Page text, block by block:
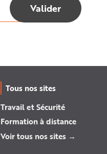
Tous nos sites
Travail et Sécurité
Formation à distance
Voir tous nos sites →